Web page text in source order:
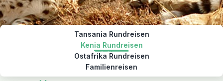
Tansania Rundreisen
Kenia Rundreisen
Ostafrika Rundreisen
Familienreisen